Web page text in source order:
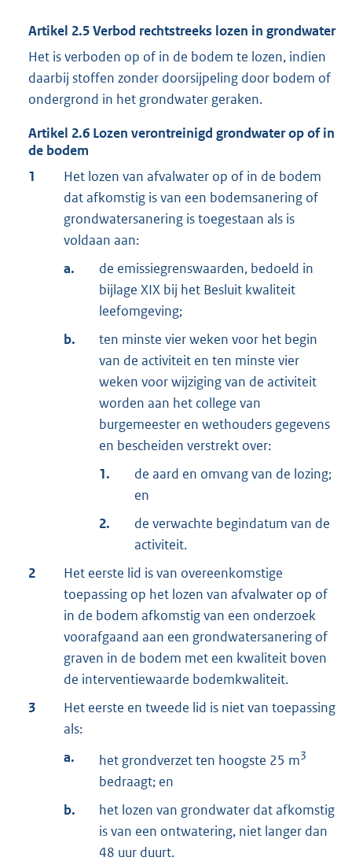
Artikel 2.5Verbod rechtstreeks lozen in grondwater
Het is verboden op of in de bodem te lozen, indien
daarbij stoffen zonder doorsijpeling door bodem of
ondergrond in het grondwater geraken.
Artikel 2.6 Lozen verontreinigd grondwater op of in
de bodem
1
Het lozen van afvalwater op of in de bodem
dat afkomstig is van een bodemsanering of
grondwatersanering is toegestaan als is
voldaan aan:
a.
de emissiegrenswaarden, bedoeld in
bijlage XIX bij het Besluit kwaliteit
leefomgeving;
b.
ten minste vier weken voor het begin
van de activiteit en ten minste vier
weken voor wijziging van de activiteit
worden aan het college van
burgemeester en wethouders gegevens
en bescheiden verstrekt over:
1.
de aard en omvang van de lozing;
en
2.
de verwachte begindatum van de
activiteit.
2
Het eerste lid is van overeenkomstige
toepassing op het lozen van afvalwater op of
in de bodem afkomstig van een onderzoek
voorafgaand aan een grondwatersanering of
graven in de bodem met een kwaliteit boven
de interventiewaarde bodemkwaliteit.
3
Het eerste en tweede lid is niet van toepassing
als:
a.
het grondverzet ten hoogste 25 m3
bedraagt; en
b.
het lozen van grondwater dat afkomstig
is van een ontwatering, niet langer dan
48 uur duurt.